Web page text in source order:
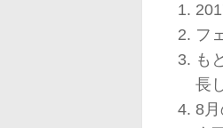
フ
も
長
8